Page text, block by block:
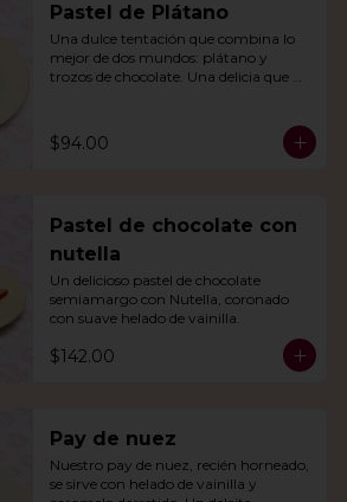
Pastel de Plátano
Una dulce tentación que combina lo
mejor de dos mundos: plátano y
trozos de chocolate. Una delicia que
$94.00
Pastel de chocolate con
nutella
Un delicioso pastel de chocolate
semiamargo con Nutella, coronado
con suave helado de vainilla.
$142.00
Pay de nuez
Nuestro pay de nuez, recién horneado,
se sirve con helado de vainilla y